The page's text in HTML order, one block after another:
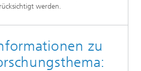
werden.
zu